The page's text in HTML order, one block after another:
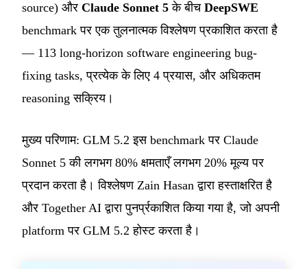
source) और Claude Sonnet 5 के बीच DeepSWE
benchmark पर एक तुलनात्मक विश्लेषण प्रकाशित करता है
— 113 long-horizon software engineering bug-
fixing tasks, प्रत्येक के लिए 4 प्रयास, और अधिकतम
reasoning सक्रिय।
मुख्य परिणाम: GLM 5.2 इस benchmark पर Claude
Sonnet 5 की लगभग 80% क्षमताएँ लगभग 20% मूल्य पर
प्रदान करता है। विश्लेषण Zain Hasan द्वारा हस्ताक्षरित है
और Together AI द्वारा पुनर्प्रकाशित किया गया है, जो अपनी
platform पर GLM 5.2 होस्ट करता है।